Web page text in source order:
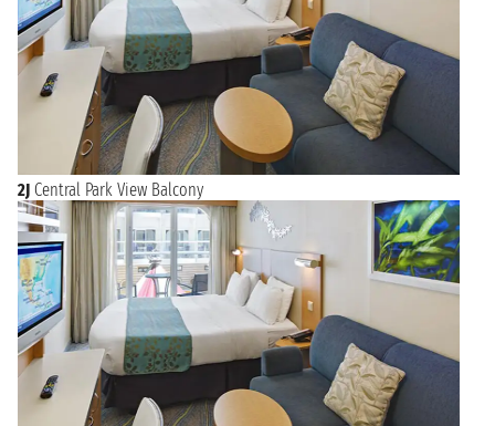
2J Central Park View Balcony